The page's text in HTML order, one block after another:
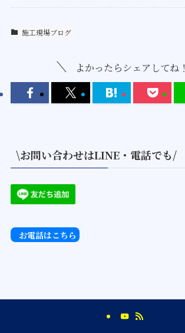
施工現場ブログ
よかったらシェアしてね！
\お問い合わせはLINE・電話でも/
お電話はこちら